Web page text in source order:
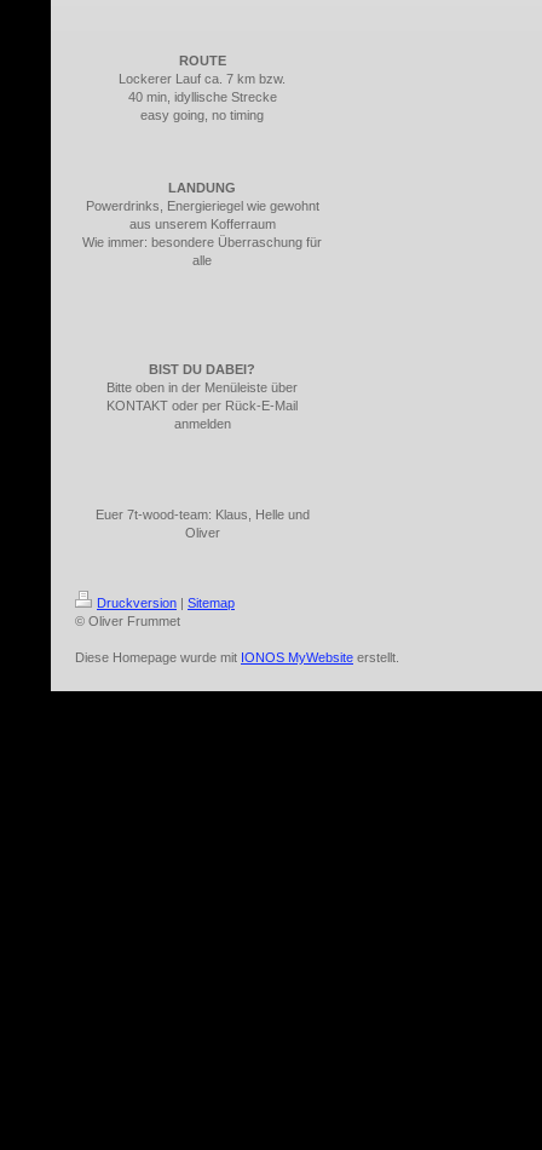
ROUTE
Lockerer Lauf ca. 7 km bzw.
40 min, idyllische Strecke
easy going, no timing
LANDUNG
Powerdrinks, Energieriegel wie gewohnt
aus unserem Kofferraum
Wie immer: besondere Überraschung für
alle
BIST DU DABEI?
Bitte oben in der Menüleiste über
KONTAKT oder per Rück-E-Mail
anmelden
Euer 7t-wood-team: Klaus, Helle und
Oliver
Druckversion | Sitemap
© Oliver Frummet
Diese Homepage wurde mit IONOS MyWebsite erstellt.